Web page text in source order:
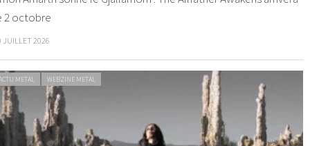
2 octobre
JUILLET 2026
METAL WEBZINE METAL